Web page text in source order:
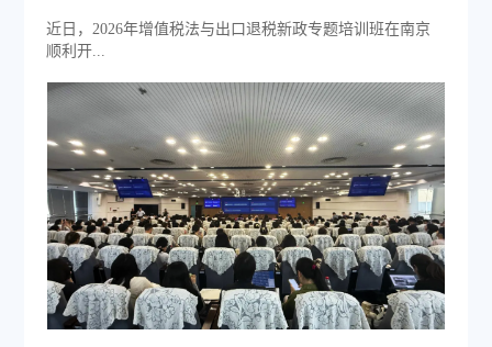
近日，2026年增值税法与出口退税新政专题培训班在南京
顺利开...